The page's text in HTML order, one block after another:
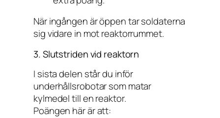
När ingången är öppen tar soldaterna
sig vidare in mot reaktorrummet.
3. Slutstriden vid reaktorn
I sista delen står du inför
underhållsrobotar som matar
kylmedel till en reaktor.
Poängen här är att: